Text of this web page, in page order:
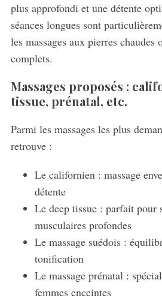
plus approfondi et une détente
séances longues sont
les massages aux pierres chaudes
complets.
Massages proposés :
tissue, prénatal, etc.
Parmi les massages les plus
retrouve :
Le californien : massage
détente
Le deep tissue : parfait pour
musculaires profondes
Le massage suédois :
tonification
Le massage prénatal :
femmes enceintes